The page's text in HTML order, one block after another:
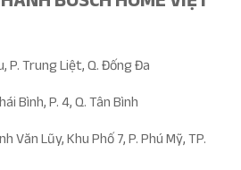
P. Trung Liệt, Q. Đống Đa
Bình, P. 4, Q. Tân Bình
Văn Lũy, Khu Phố 7, P. Phú Mỹ, TP.